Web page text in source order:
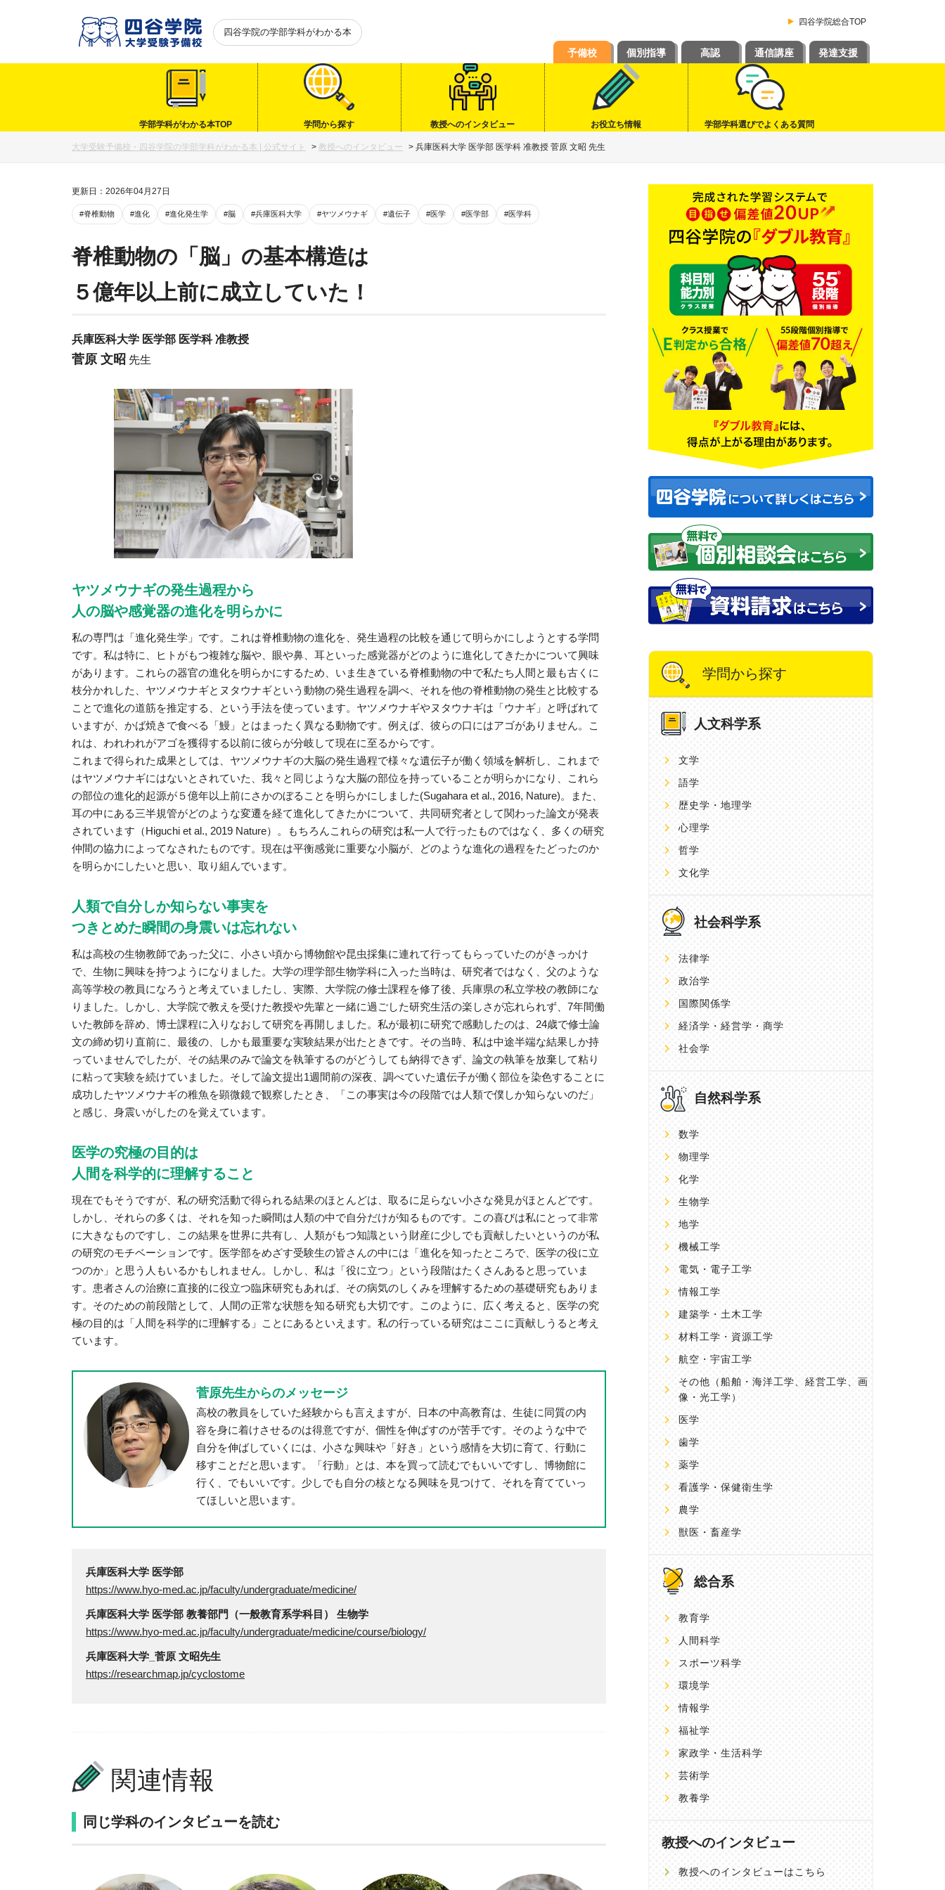
四谷学院の学部学科がわかる本
四谷学院総合TOP
予備校 個別指導 高認 通信講座 発達支援
学部学科がわかる本TOP 学問から探す 教授へのインタビュー お役立ち情報 学部学科選びでよくある質問
大学受験予備校・四谷学院の学部学科がわかる本 | 公式サイト > 教授へのインタビュー > 兵庫医科大学 医学部 医学科 准教授 菅原 文昭 先生
更新日：2026年04月27日
#脊椎動物 #進化 #進化発生学 #脳 #兵庫医科大学 #ヤツメウナギ #遺伝子 #医学 #医学部 #医学科
脊椎動物の「脳」の基本構造は
５億年以上前に成立していた！
兵庫医科大学 医学部 医学科 准教授
菅原 文昭 先生
ヤツメウナギの発生過程から
人の脳や感覚器の進化を明らかに
私の専門は「進化発生学」です。これは脊椎動物の進化を、発生過程の比較を通じて明らかにしようとする学問
です。私は特に、ヒトがもつ複雑な脳や、眼や鼻、耳といった感覚器がどのように進化してきたかについて興味
があります。これらの器官の進化を明らかにするため、いま生きている脊椎動物の中で私たち人間と最も古くに
枝分かれした、ヤツメウナギとヌタウナギという動物の発生過程を調べ、それを他の脊椎動物の発生と比較する
ことで進化の道筋を推定する、という手法を使っています。ヤツメウナギやヌタウナギは「ウナギ」と呼ばれて
いますが、かば焼きで食べる「鰻」とはまったく異なる動物です。例えば、彼らの口にはアゴがありません。こ
れは、われわれがアゴを獲得する以前に彼らが分岐して現在に至るからです。
これまで得られた成果としては、ヤツメウナギの大脳の発生過程で様々な遺伝子が働く領域を解析し、これまで
はヤツメウナギにはないとされていた、我々と同じような大脳の部位を持っていることが明らかになり、これら
の部位の進化的起源が５億年以上前にさかのぼることを明らかにしました(Sugahara et al., 2016, Nature)。また、
耳の中にある三半規管がどのような変遷を経て進化してきたかについて、共同研究者として関わった論文が発表
されています（Higuchi et al., 2019 Nature）。もちろんこれらの研究は私一人で行ったものではなく、多くの研究
仲間の協力によってなされたものです。現在は平衡感覚に重要な小脳が、どのような進化の過程をたどったのか
を明らかにしたいと思い、取り組んでいます。
人類で自分しか知らない事実を
つきとめた瞬間の身震いは忘れない
私は高校の生物教師であった父に、小さい頃から博物館や昆虫採集に連れて行ってもらっていたのがきっかけ
で、生物に興味を持つようになりました。大学の理学部生物学科に入った当時は、研究者ではなく、父のような
高等学校の教員になろうと考えていましたし、実際、大学院の修士課程を修了後、兵庫県の私立学校の教師にな
りました。しかし、大学院で教えを受けた教授や先輩と一緒に過ごした研究生活の楽しさが忘れられず、7年間働
いた教師を辞め、博士課程に入りなおして研究を再開しました。私が最初に研究で感動したのは、24歳で修士論
文の締め切り直前に、最後の、しかも最重要な実験結果が出たときです。その当時、私は中途半端な結果しか持
っていませんでしたが、その結果のみで論文を執筆するのがどうしても納得できず、論文の執筆を放棄して粘り
に粘って実験を続けていました。そして論文提出1週間前の深夜、調べていた遺伝子が働く部位を染色することに
成功したヤツメウナギの稚魚を顕微鏡で観察したとき、「この事実は今の段階では人類で僕しか知らないのだ」
と感じ、身震いがしたのを覚えています。
医学の究極の目的は
人間を科学的に理解すること
現在でもそうですが、私の研究活動で得られる結果のほとんどは、取るに足らない小さな発見がほとんどです。
しかし、それらの多くは、それを知った瞬間は人類の中で自分だけが知るものです。この喜びは私にとって非常
に大きなものですし、この結果を世界に共有し、人類がもつ知識という財産に少しでも貢献したいというのが私
の研究のモチベーションです。医学部をめざす受験生の皆さんの中には「進化を知ったところで、医学の役に立
つのか」と思う人もいるかもしれません。しかし、私は「役に立つ」という段階はたくさんあると思っていま
す。患者さんの治療に直接的に役立つ臨床研究もあれば、その病気のしくみを理解するための基礎研究もありま
す。そのための前段階として、人間の正常な状態を知る研究も大切です。このように、広く考えると、医学の究
極の目的は「人間を科学的に理解する」ことにあるといえます。私の行っている研究はここに貢献しうると考え
ています。
菅原先生からのメッセージ
高校の教員をしていた経験からも言えますが、日本の中高教育は、生徒に同質の内
容を身に着けさせるのは得意ですが、個性を伸ばすのが苦手です。そのような中で
自分を伸ばしていくには、小さな興味や「好き」という感情を大切に育て、行動に
移すことだと思います。「行動」とは、本を買って読むでもいいですし、博物館に
行く、でもいいです。少しでも自分の核となる興味を見つけて、それを育てていっ
てほしいと思います。
兵庫医科大学 医学部
https://www.hyo-med.ac.jp/faculty/undergraduate/medicine/
兵庫医科大学 医学部 教養部門（一般教育系学科目） 生物学
https://www.hyo-med.ac.jp/faculty/undergraduate/medicine/course/biology/
兵庫医科大学_菅原 文昭先生
https://researchmap.jp/cyclostome
関連情報
同じ学科のインタビューを読む
学問から探す
人文科学系
文学
語学
歴史学・地理学
心理学
哲学
文化学
社会科学系
法律学
政治学
国際関係学
経済学・経営学・商学
社会学
自然科学系
数学
物理学
化学
生物学
地学
機械工学
電気・電子工学
情報工学
建築学・土木工学
材料工学・資源工学
航空・宇宙工学
その他 （船舶・海洋工学、経営工学、画
像・光工学）
医学
歯学
薬学
看護学・保健衛生学
農学
獣医・畜産学
総合系
教育学
人間科学
スポーツ科学
環境学
情報学
福祉学
家政学・生活科学
芸術学
教養学
教授へのインタビュー
教授へのインタビューはこちら